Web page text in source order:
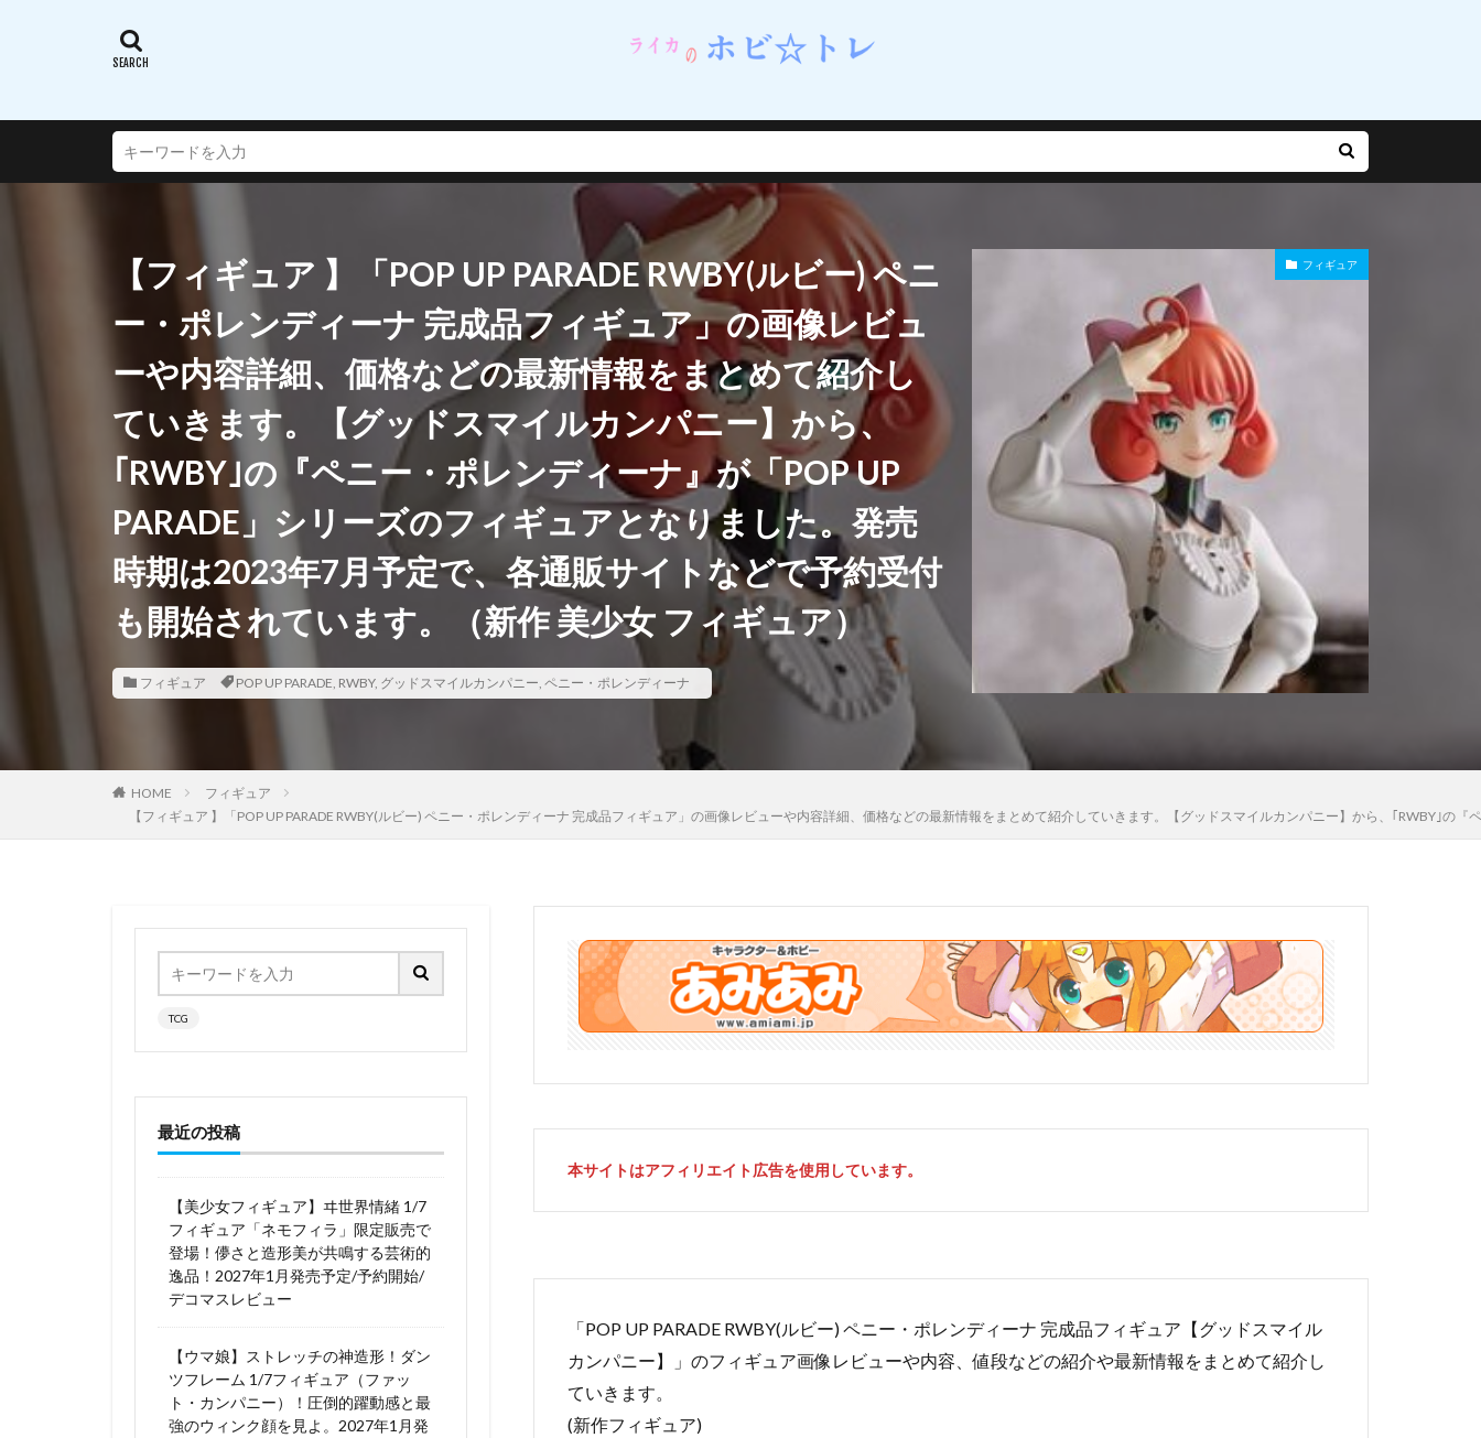
蝸之殼スタジオ（スネイルシェルスタジオ）
角楯カリン 設定資料集
超次元ゲイムネプテューヌ
超絶最かわてんしちゃん 踊り子
軌跡シリーズ
通常攻撃が全体攻撃で二回攻撃のお母さんは好きですか？
逢坂大河
連盟空軍航空魔法音楽隊ルミナスウィッチーズ
逸仙(イーシェン) 遊佐こずえ
遠野秋葉
酒呑童子 重兵装型女子高生 金糸雀 金色の闇 鈴原美紗
長瀞さん 閃乱カグラ
閃乱カグラ NewWave Gバースト
閃乱カグラ SHINOVI MASTER ～東京妖魔編～
閃刀姫 開栓注意 間桐桜
阿波連さんははかれない
阿波連れいな 限定販売 陰の実力者になりたくて！
陰陽師本格幻想RPG
陸八魔アル
陽夏木ミカン 雛苺 雛衣ポーレット 雨天決行 雪ノ下雪乃
雪音クリス
雪風 雷電芽衣 雷霆特遣隊 WHISKY・SOUR 霊使い
霧雨魔理沙
青春ブタ野郎はバニーガール先輩の夢を見ない
青眼の究極竜 静山マシロ 風巻祭里
風紀委員長
風薫る - 放課後
風霊使いウィン/Wynn the Wind Chamer 風鳴翼 食戟のソーマ 食玩
食蜂操祈
香月芽郁
駿河 骸骨騎士様、只今異世界へお出掛け中 高坂桐乃 高巻杏 高木さん
高雄
鬼滅の刃
魂魄妖夢 魔太郎 魔女の旅々 魔妖 魔弾 魔法少女
魔法少女まどかマギカ
鴉羽 鷺沢文香 鹿乃 黒チャイナさん 黒咲芽亜
黒髪メイド
龍造寺朱音 １／ ONE SLASH
【フィギュア 】「POP UP PARADE RWBY(ルビー) ペニ
ー・ポレンディーナ 完成品フィギュア」の画像レビュ
ーや内容詳細、価格などの最新情報をまとめて紹介し
ていきます。【グッドスマイルカンパニー】から、
｢RWBY｣の『ペニー・ポレンディーナ』が「POP UP
PARADE」シリーズのフィギュアとなりました。発売
時期は2023年7月予定で、各通販サイトなどで予約受付
も開始されています。（新作 美少女 フィギュア）
フィギュア POP UP PARADE, RWBY, グッドスマイルカンパニー, ペニー・ポレンディーナ
フィギュア
HOME
フィギュア
【フィギュア 】「POP UP PARADE RWBY(ルビー) ペニー・ポレンディーナ 完成品フィギュア」の画像レビューや内容詳細、価格などの最新情報をまとめて紹介していきます。【グッドスマイルカンパニー】から、｢RWBY
本サイトはアフィリエイト広告を使用しています。
「POP UP PARADE RWBY(ルビー) ペニー・ポレンディーナ 完成品フィギュア【グッドスマイル
カンパニー】」のフィギュア画像レビューや内容、値段などの紹介や最新情報をまとめて紹介し
ていきます。
(新作フィギュア)
TCG
最近の投稿
【美少女フィギュア】ヰ世界情緒 1/7
フィギュア「ネモフィラ」限定販売で
登場！儚さと造形美が共鳴する芸術的
逸品！2027年1月発売予定/予約開始/
デコマスレビュー
【ウマ娘】ストレッチの神造形！ダン
ツフレーム 1/7フィギュア（ファッ
ト・カンパニー）！圧倒的躍動感と最
強のウィンク顔を見よ。2027年1月発